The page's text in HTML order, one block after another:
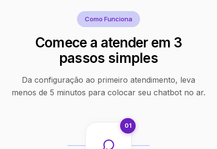
Como Funciona
Comece a atender em 3
passos simples
Da configuração ao primeiro atendimento, leva
menos de 5 minutos para colocar seu chatbot no ar.
01